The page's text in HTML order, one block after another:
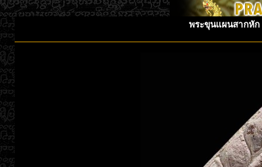
พระขุนแผนสากหัก